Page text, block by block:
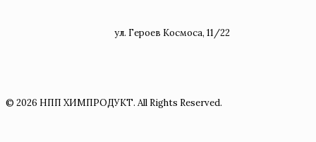
ул. Героев Космоса, 11/22
© 2026 НПП ХИМПРОДУКТ. All Rights Reserved.